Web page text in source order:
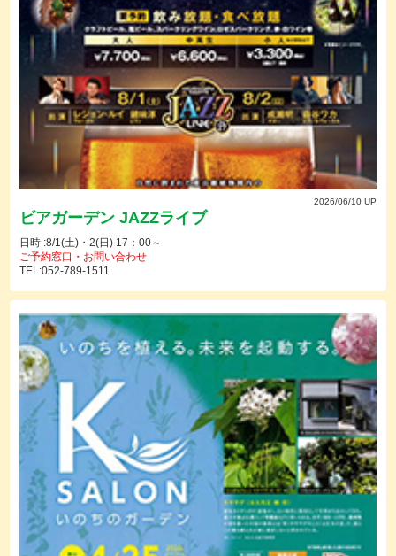
2026/06/10 UP
ビアガーデン JAZZライブ
日時 :8/1(土)・2(日) 17：00～
ご予約窓口・お問い合わせ
TEL:052-789-1511